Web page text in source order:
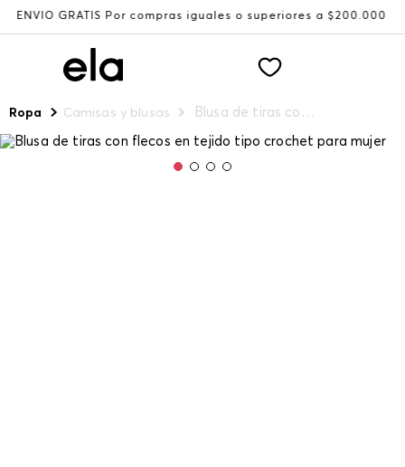
GRATIS Por compras iguales o superiores a $200.000
Ropa Camisas y blusas Blusa de tiras con flecos en tejido tipo crochet para mujer